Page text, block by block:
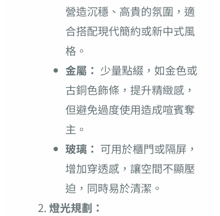
營造沉穩、高貴的氛圍，適
合搭配現代簡約或新中式風
格。
金屬： 少量點綴，如金色或
古銅色飾條，提升精緻感，
但避免過度使用造成喧賓奪
主。
玻璃： 可用於櫃門或隔屏，
增加穿透感，讓空間不顯壓
迫，同時易於清潔。
燈光規劃：